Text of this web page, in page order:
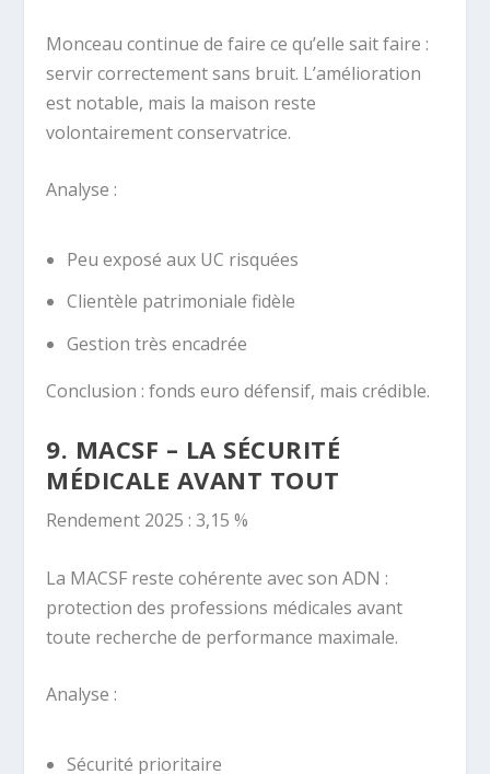
Monceau continue de faire ce qu’elle sait faire :
servir correctement sans bruit. L’amélioration
est notable, mais la maison reste
volontairement conservatrice.
Analyse :
Peu exposé aux UC risquées
Clientèle patrimoniale fidèle
Gestion très encadrée
Conclusion : fonds euro défensif, mais crédible.
9. MACSF – LA SÉCURITÉ
MÉDICALE AVANT TOUT
Rendement 2025 : 3,15 %
La MACSF reste cohérente avec son ADN :
protection des professions médicales avant
toute recherche de performance maximale.
Analyse :
Sécurité prioritaire